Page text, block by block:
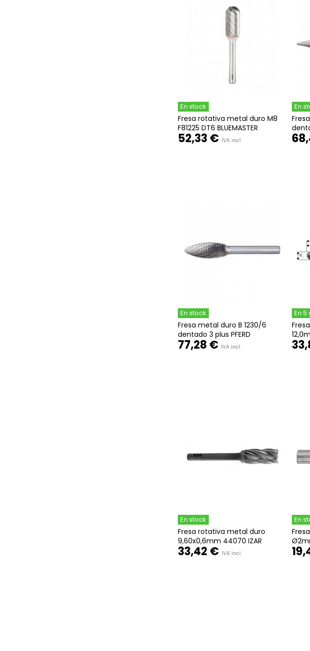
En stock
Fresa rotativa metal duro M8
F81225 DT6 BLUEMASTER
52,33 € IVA incl.
En
En stock
Fresa metal duro B 1230/6
dentado 3 plus PFERD
77,28 € IVA incl.
En
En stock
Fresa rotativa metal duro
9,60x0,6mm 44070 IZAR
33,42 € IVA incl.
En